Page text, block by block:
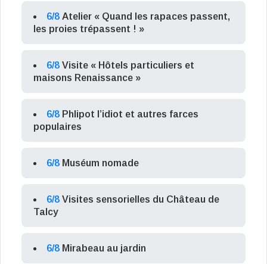
6/8 Atelier « Quand les rapaces passent,
les proies trépassent ! »
6/8 Visite « Hôtels particuliers et
maisons Renaissance »
6/8 Phlipot l’idiot et autres farces
populaires
6/8 Muséum nomade
6/8 Visites sensorielles du Château de
Talcy
6/8 Mirabeau au jardin